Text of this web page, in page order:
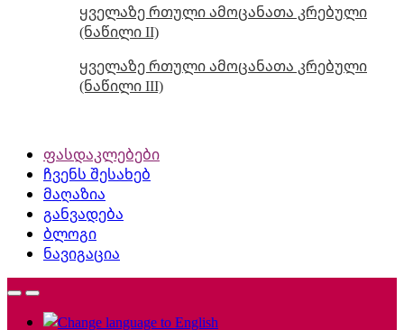
ყველაზე რთული ამოცანათა კრებული
(ნაწილი II)
ყველაზე რთული ამოცანათა კრებული
(ნაწილი III)
ფასდაკლებები
ჩვენს შესახებ
მაღაზია
განვადება
ბლოგი
ნავიგაცია